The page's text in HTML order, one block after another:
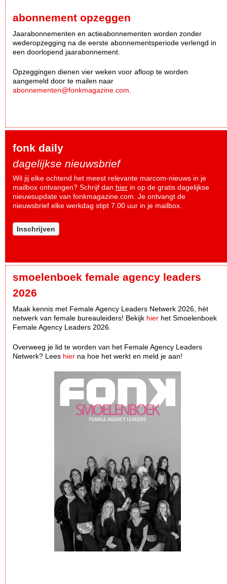
abonnement opzeggen
Jaarabonnementen en actieabonnementen worden zonder
wederopzegging na de eerste abonnementsperiode verlengd in
een doorlopend jaarabonnement.
Opzeggingen dienen vier weken voor afloop te worden
aangemeld door te mailen naar
abonnementen@fonkmagazine.com
fonk daily
dagelijkse nieuwsbrief
Wil jij elke ochtend het meest relevante marcom-nieuws in je
mailbox ontvangen? Schrijf dan hier in op de gratis dagelijkse
nieuwsupdate van fonkmagazine.com. Je ontvangt de
nieuwsbrief elke werkdag stipt 7.00 uur in je mailbox.
Inschrijven
smoelenboek female agency leaders
2026
Maak kennis met Female Agency Leaders Netwerk 2026, hèt
netwerk van female bureauleiders! Bekijk hier het Smoelenboek
Female Agency Leaders 2026.
Overweeg je lid te worden van het Female Agency Leaders
Netwerk? Lees hier na hoe het werkt en meld je aan!